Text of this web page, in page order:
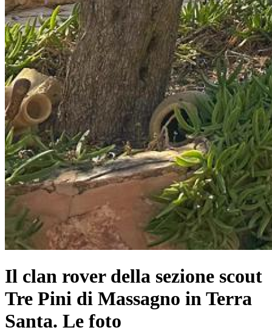
Il clan rover della sezione scout
Tre Pini di Massagno in Terra
Santa. Le foto